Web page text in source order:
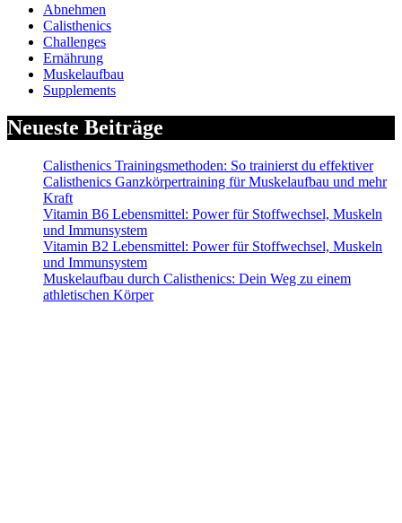
Abnehmen
Calisthenics
Challenges
Ernährung
Muskelaufbau
Supplements
Neueste Beiträge
Calisthenics Trainingsmethoden: So trainierst du effektiver
Calisthenics Ganzkörpertraining für Muskelaufbau und mehr
Kraft
Vitamin B6 Lebensmittel: Power für Stoffwechsel, Muskeln
und Immunsystem
Vitamin B2 Lebensmittel: Power für Stoffwechsel, Muskeln
und Immunsystem
Muskelaufbau durch Calisthenics: Dein Weg zu einem
athletischen Körper